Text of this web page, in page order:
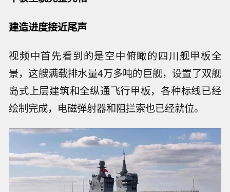
建造进度接近尾声
视频中首先看到的是空中俯瞰的四川舰甲板全
景，这艘满载排水量4万多吨的巨舰，设置了双舰
岛式上层建筑和全纵通飞行甲板，各种标线已经
绘制完成，电磁弹射器和阻拦索也已经就位。